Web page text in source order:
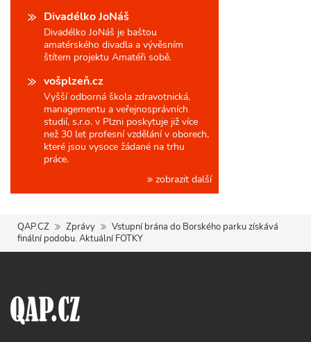
Divadélko JoNáš
Divadélko JoNáš je baštou
amatérského divadla a vývěsním
štítem projektu Amatéři sobě.
vošplzeň.cz
Vyšší odborná škola zdravotnická,
managementu a veřejnosprávních
studií, s.r.o. v Plzni poskytuje již více
než 30 let profesní vzdělání v oborech,
které jsou vysoce žádané na trhu
práce.
zobrazit další
QAP.CZ Zprávy
Vstupní brána do Borského parku získává
finální podobu. Aktuální FOTKY